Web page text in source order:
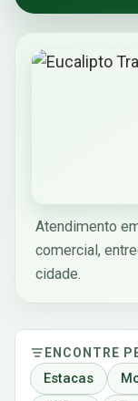
Atendimento
comercial,
cidade.
ENCONTRE
Estacas